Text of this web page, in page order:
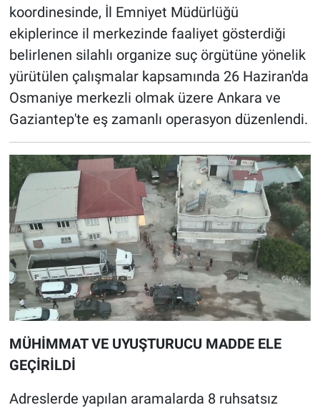
koordinesinde, İl Emniyet Müdürlüğü
ekiplerince il merkezinde faaliyet gösterdiği
belirlenen silahlı organize suç örgütüne yönelik
yürütülen çalışmalar kapsamında 26 Haziran'da
Osmaniye merkezli olmak üzere Ankara ve
Gaziantep'te eş zamanlı operasyon düzenlendi.
MÜHİMMAT VE UYUŞTURUCU MADDE ELE
GEÇİRİLDİ
Adreslerde yapılan aramalarda 8 ruhsatsız